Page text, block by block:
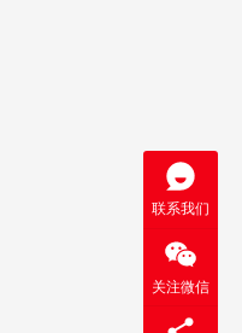
联系我们
关注微信